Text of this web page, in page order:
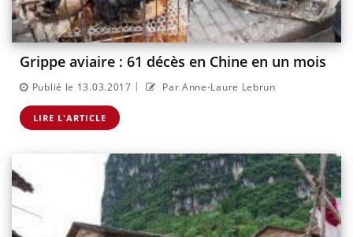
Grippe aviaire : 61 décès en Chine en un mois
Publié le 13.03.2017 | Par Anne-Laure Lebrun
LIRE L'ARTICLE